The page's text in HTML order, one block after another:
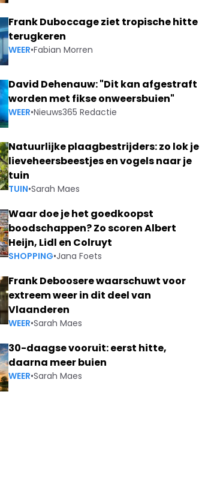
Frank Duboccage ziet tropische hitte
terugkeren
WEER•Fabian Morren
David Dehenauw: "Dit kan afgestraft
worden met fikse onweersbuien"
WEER•Nieuws365 Redactie
Natuurlijke plaagbestrijders: zo lok je
lieveheersbeestjes en vogels naar je
tuin
TUIN•Sarah Maes
Waar doe je het goedkoopst
boodschappen? Zo scoren Albert
Heijn, Lidl en Colruyt
SHOPPING•Jana Foets
Frank Deboosere waarschuwt voor
extreem weer in dit deel van
Vlaanderen
WEER•Sarah Maes
30-daagse vooruit: eerst hitte,
daarna meer buien
WEER•Sarah Maes